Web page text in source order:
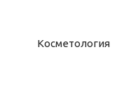
Косметология